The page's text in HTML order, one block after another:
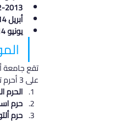
2013
أبريل 2014
يونيو 2014
تقع جامعة
على 3 أحرم تشمل:
الحرم
حرم
حرم